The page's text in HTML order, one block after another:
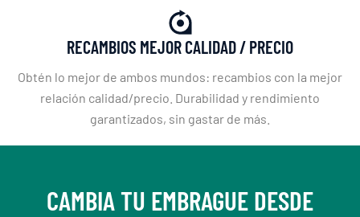
RECAMBIOS MEJOR CALIDAD / PRECIO
Obtén lo mejor de ambos mundos: recambios con la mejor
relación calidad/precio. Durabilidad y rendimiento
garantizados, sin gastar de más.
CAMBIA TU EMBRAGUE DESDE